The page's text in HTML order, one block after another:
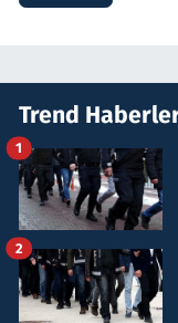
Trend
1
2